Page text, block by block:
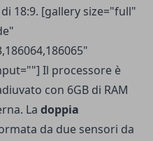
18:9. [gallery size="full"
Il processore è
con 6GB di RAM
La doppia
da due sensori da